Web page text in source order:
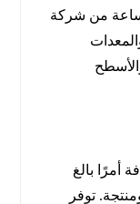
من الاعتماد على تنظيف 24 ساعة من شركة
أمرًا بالغ
توفر